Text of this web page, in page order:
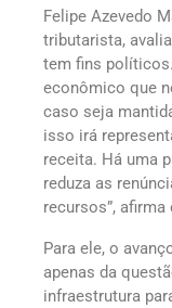
Felipe Azevedo
tributarista,
tem fins
econômico que
caso seja
isso irá
receita. Há uma
reduza as
recursos”, afirma
Para ele, o
apenas da
infraestrutura